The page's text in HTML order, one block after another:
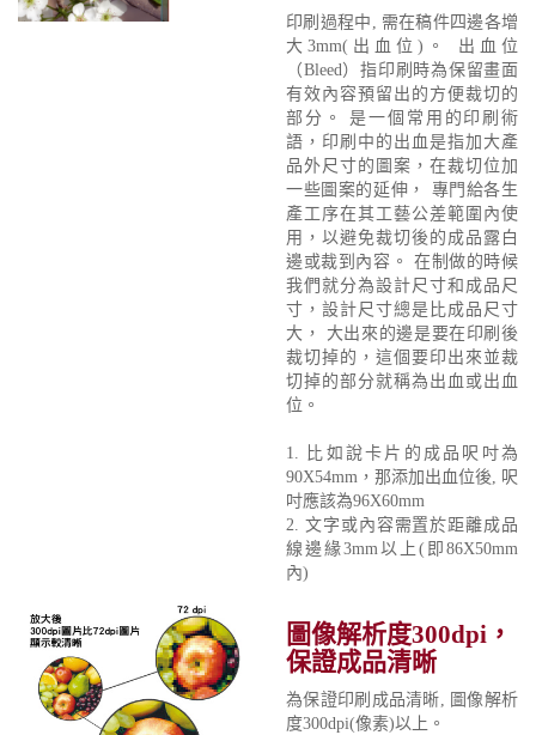
印刷過程中, 需在稿件四邊各增
大3mm(出血位)。 出血位
（Bleed）指印刷時為保留畫面
有效內容預留出的方便裁切的
部分。 是一個常用的印刷術
語，印刷中的出血是指加大產
品外尺寸的圖案，在裁切位加
一些圖案的延伸， 專門給各生
產工序在其工藝公差範圍內使
用，以避免裁切後的成品露白
邊或裁到內容。 在制做的時候
我們就分為設計尺寸和成品尺
寸，設計尺寸總是比成品尺寸
大， 大出來的邊是要在印刷後
裁切掉的，這個要印出來並裁
切掉的部分就稱為出血或出血
位。
1. 比如說卡片的成品呎吋為
90X54mm，那添加出血位後, 呎
吋應該為96X60mm
2. 文字或內容需置於距離成品
線邊緣3mm以上(即86X50mm
內)
圖像解析度300dpi，
保證成品清晰
為保證印刷成品清晰, 圖像解析
度300dpi(像素)以上。